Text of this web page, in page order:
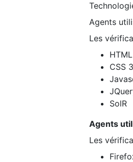
Agents
Les
CSS 3
SolR
Agents
Les